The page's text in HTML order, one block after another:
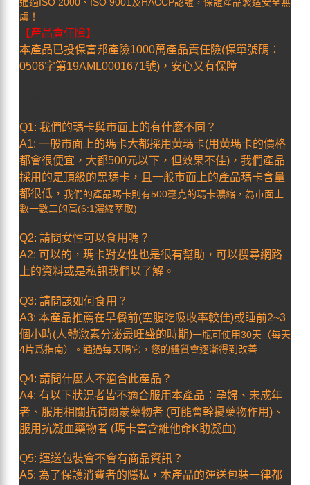
虞！
【產品責任險】
本產品已投保富邦產險1000萬產品責任險(保單號碼：
0506字第19AML0001671號)，安心又有保障
Q1: 我們的瑪卡與市面上的有什麼不同？
A1: 一般市面上的瑪卡大都採用黃瑪卡(用黃瑪卡的價格
都會很便宜，大都500元以下，但效果不佳)，我們產品
採用的是頂級的黑瑪卡，且一般市面上的產品瑪卡含量
都很低， 我們的產品瑪卡則有500毫克的瑪卡濃縮，為市面上
數一數二的高(6:1濃縮萃取)
Q2: 請問女性可以食用嗎？
A2: 可以的，瑪卡對女性也是很有幫助，可以搜尋網路
上的資料或是私訊我們以了解。
Q3: 請問該如何食用？
A3: 本產品推薦在早餐前(空腹吃吸收率較佳)或睡前2~3
個小時(人體激素分泌最旺盛的時期)一瓶可使用30天（每天
4片爲指南）。通過每天喝它，您的體質會逐漸得到改善
Q4: 請問什麼人不適合此產品？
A4: 有以下狀況者皆不適合服用本產品：孕婦、未成年
者、服用相關抗荷爾蒙藥物者 (可能會幹擾藥物作用)、
服用抗凝血藥物者 (瑪卡富含維他命K助凝血)
Q5: 運送包裝會不會有商品資訊？
A5: 為了保護消費者的隱私，本產品的運送包裝一律都